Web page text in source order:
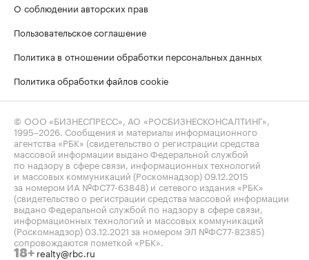
О соблюдении авторских прав
Пользовательское соглашение
Политика в отношении обработки персональных данных
Политика обработки файлов cookie
© ООО «БИЗНЕСПРЕСС», АО «РОСБИЗНЕСКОНСАЛТИНГ»,
1995–2026. Сообщения и материалы информационного
агентства «РБК» (свидетельство о регистрации средства
массовой информации выдано Федеральной службой
по надзору в сфере связи, информационных технологий
и массовых коммуникаций (Роскомнадзор) 09.12.2015
за номером ИА №ФС77-63848) и сетевого издания «РБК»
(свидетельство о регистрации средства массовой информации
выдано Федеральной службой по надзору в сфере связи,
информационных технологий и массовых коммуникаций
(Роскомнадзор) 03.12.2021 за номером ЭЛ №ФС77-82385)
сопровождаются пометкой «РБК».
18+ realty@rbc.ru